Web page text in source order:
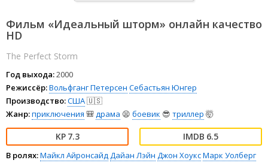
Фильм «Идеальный шторм» онлайн качество
HD
The Perfect Storm
Год выхода:2000
Режиссёр:Вольфганг Петерсен Себастьян Юнгер
Производство:США🇺🇸
Жанр:приключения 🎒драма 😫 боевик 😎 триллер 🤯
7.3 6.5
В ролях:Майкл АйронсайдДайан Лэйн Джон ХоуксМарк Уолберг